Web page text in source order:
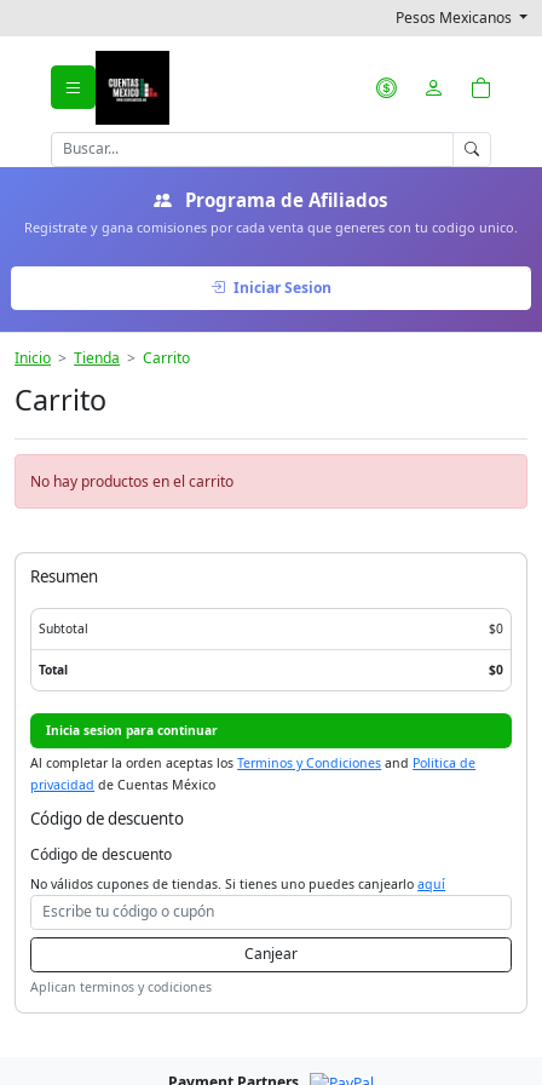
Pesos Mexicanos
Programa de Afiliados
Registrate y gana comisiones por cada venta que generes con tu codigo unico.
Iniciar Sesion
Inicio Tienda Carrito
Carrito
No hay productos en el carrito
Resumen
Subtotal $0
Total $0
Inicia sesion para continuar
Al completar la orden aceptas losTerminos y Condiciones and Politica de
privacidad de Cuentas México
Código de descuento
Código de descuento
No válidos cupones de tiendas. Si tienes uno puedes canjearloaquí
Canjear
Aplican terminos y codiciones